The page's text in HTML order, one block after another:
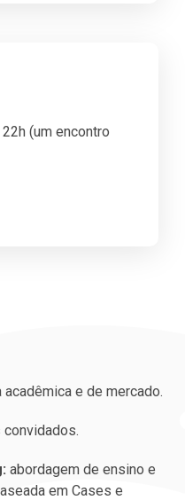
(um encontro
e de mercado.
abordagem de ensino e
em Cases e